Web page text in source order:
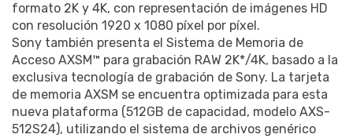
formato 2K y 4K, con representación de imágenes HD
con resolución 1920 x 1080 píxel por píxel.
Sony también presenta el Sistema de Memoria de
Acceso AXSM™ para grabación RAW 2K*/4K, basado a la
exclusiva tecnología de grabación de Sony. La tarjeta
de memoria AXSM se encuentra optimizada para esta
nueva plataforma (512GB de capacidad, modelo AXS-
512S24), utilizando el sistema de archivos genérico